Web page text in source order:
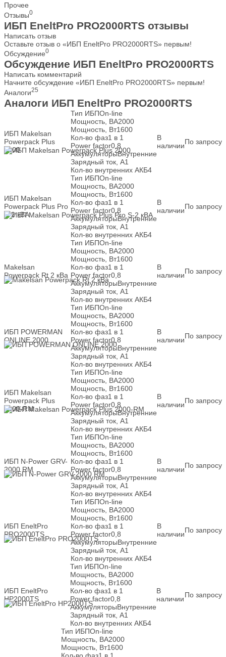
Прочее
Отзывы0
ИБП EneltPro PRO2000RTS отзывы
Написать отзыв
Оставьте отзыв о «ИБП EneltPro PRO2000RTS» первым!
Обсуждение0
Обсуждение ИБП EneltPro PRO2000RTS
Написать комментарий
Начните обсуждение «ИБП EneltPro PRO2000RTS» первым!
Аналоги25
Аналоги ИБП EneltPro PRO2000RTS
ИБП Makelsan
Powerpack Plus
2000
Тип ИБПOn-line
Мощность, ВА2000
Мощность, Вт1600
Кол-во фаз1 в 1
Power factor0,8
АккумуляторыВнутренние
Зарядный ток, А1
Кол-во внутренних АКБ4
В
наличииПо запросу
ИБП Makelsan
Powerpack Plus Pro
S-2 кВА
Тип ИБПOn-line
Мощность, ВА2000
Мощность, Вт1600
Кол-во фаз1 в 1
Power factor0,8
АккумуляторыВнутренние
Зарядный ток, А1
Кол-во внутренних АКБ4
В
наличииПо запросу
Makelsan
Powerpack Rt 2 кВа
Тип ИБПOn-line
Мощность, ВА2000
Мощность, Вт1600
Кол-во фаз1 в 1
Power factor0,8
АккумуляторыВнутренние
Зарядный ток, А1
Кол-во внутренних АКБ4
В
наличииПо запросу
ИБП POWERMAN
ONLINE 2000
Тип ИБПOn-line
Мощность, ВА2000
Мощность, Вт1600
Кол-во фаз1 в 1
Power factor0,8
АккумуляторыВнутренние
Зарядный ток, А1
Кол-во внутренних АКБ4
В
наличииПо запросу
ИБП Makelsan
Powerpack Plus
2000-RM
Тип ИБПOn-line
Мощность, ВА2000
Мощность, Вт1600
Кол-во фаз1 в 1
Power factor0,8
АккумуляторыВнутренние
Зарядный ток, А1
Кол-во внутренних АКБ4
В
наличииПо запросу
ИБП N-Power GRV-
2000 RM
Тип ИБПOn-line
Мощность, ВА2000
Мощность, Вт1600
Кол-во фаз1 в 1
Power factor0,8
АккумуляторыВнутренние
Зарядный ток, А1
Кол-во внутренних АКБ4
В
наличииПо запросу
ИБП EneltPro
PRO2000TS
Тип ИБПOn-line
Мощность, ВА2000
Мощность, Вт1600
Кол-во фаз1 в 1
Power factor0,8
АккумуляторыВнутренние
Зарядный ток, А1
Кол-во внутренних АКБ4
В
наличииПо запросу
ИБП EneltPro
HP2000TS
Тип ИБПOn-line
Мощность, ВА2000
Мощность, Вт1600
Кол-во фаз1 в 1
Power factor0,8
АккумуляторыВнутренние
Зарядный ток, А1
Кол-во внутренних АКБ4
В
наличииПо запросу
Тип ИБПOn-line
Мощность, ВА2000
Мощность, Вт1600